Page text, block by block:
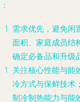
需求优先，避免闲
面积、家庭成员结
确定必备品和升级
关注核心性能与能
冷方式与保鲜技术
制冷制热能力与能